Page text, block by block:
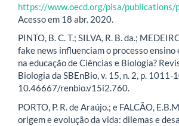
https://www.oecd.org/pisa/
Acesso em 18 abr. 2020.
PINTO, B. C. T.; SILVA, R. B. da.;
fake news influenciam o processo ensino
na educação de Ciências e Biologia?
Biologia da SBEnBio, v. 15, n. 2, p.
10.46667/renbio.v15i2.760.
PORTO, P. R. de Araújo.; e FALCÃO,
origem e evolução da vida: dilemas e